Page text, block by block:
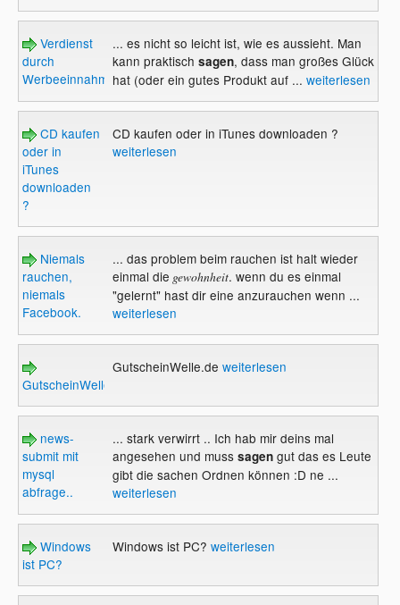
Verdienst
durch
Werbeeinnahmen
... es nicht so leicht ist, wie es aussieht. Man
kann praktisch sagen, dass man großes Glück
hat (oder ein gutes Produkt auf ... weiterlesen
CD kaufen
oder in
iTunes
downloaden
?
CD kaufen oder in iTunes downloaden ?
weiterlesen
Niemals
rauchen,
niemals
Facebook.
... das problem beim rauchen ist halt wieder
einmal die gewohnheit. wenn du es einmal
"gelernt" hast dir eine anzurauchen wenn ...
weiterlesen
GutscheinWelle.de
GutscheinWelle.de weiterlesen
news-
submit mit
mysql
abfrage..
... stark verwirrt .. Ich hab mir deins mal
angesehen und musssagengut das es Leute
gibt die sachen Ordnen können :D ne ...
weiterlesen
Windows
ist PC?
Windows ist PC? weiterlesen